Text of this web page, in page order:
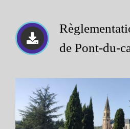
de Pont-du-